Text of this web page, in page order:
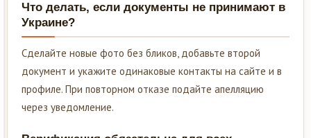
Что делать, если документы не принимают в
Украине?
Сделайте новые фото без бликов, добавьте второй
документ и укажите одинаковые контакты на сайте и в
профиле. При повторном отказе подайте апелляцию
через уведомление.